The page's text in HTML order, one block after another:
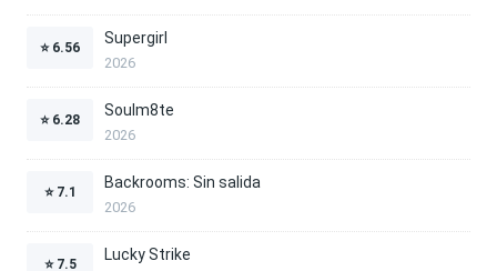
⭐ 6.56
Supergirl
2026
⭐ 6.28
Soulm8te
2026
⭐ 7.1
Backrooms: Sin salida
2026
⭐ 7.5
Lucky Strike